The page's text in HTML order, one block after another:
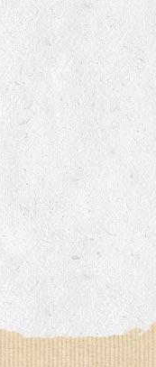
la graine…
avec un expert